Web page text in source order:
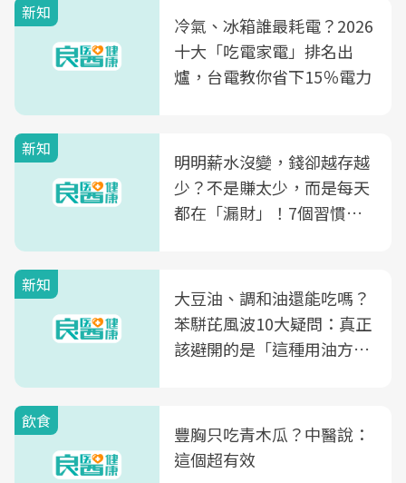
新知
冷氣、冰箱誰最耗電？2026
十大「吃電家電」排名出
爐，台電教你省下15％電力
新知
明明薪水沒變，錢卻越存越
少？不是賺太少，而是每天
都在「漏財」！7個習慣一
新知
大豆油、調和油還能吃嗎？
苯駢芘風波10大疑問：真正
該避開的是「這種用油方
飲食
豐胸只吃青木瓜？中醫說：
這個超有效